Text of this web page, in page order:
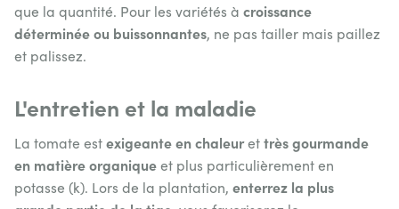
que la quantité. Pour les variétés à croissance
déterminée ou buissonnantes, ne pas tailler mais paillez
et palissez.
L'entretien et la maladie
La tomate estexigeante en chaleurettrès gourmande
en matière organiqueet plus particulièrement en
potasse (k). Lors de la plantation, enterrez la plus